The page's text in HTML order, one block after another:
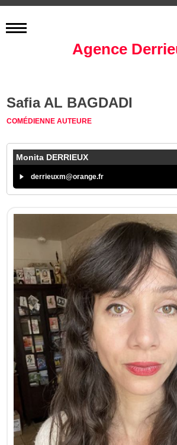
Agence
Safia AL BAGDADI
COMÉDIENNEAUTEURE
Monita DERRIEUX
derrieuxm@orange.fr